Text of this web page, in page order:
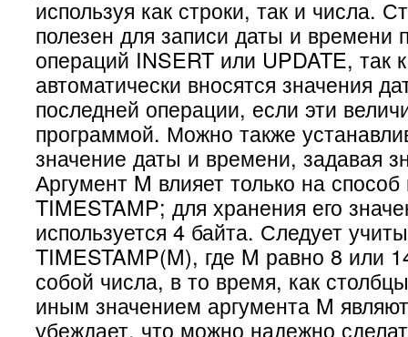
используя как строки, так и числа.
полезен для записи даты и времени
операций INSERT или UPDATE, так
автоматически вносятся значения
последней операции, если эти
программой. Можно также
значение даты и времени, задавая
Аргумент M влияет только на
TIMESTAMP; для хранения его
используется 4 байта. Следует
TIMESTAMP(M), где M равно 8 или
собой числа, в то время, как
иным значением аргумента M
убеждает, что можно надежно